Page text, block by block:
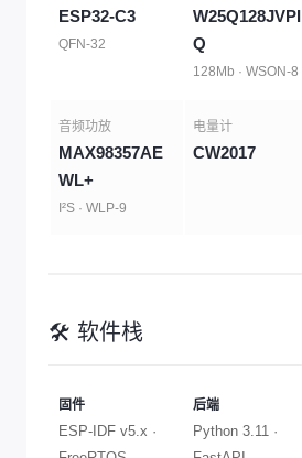
ESP32-C3
QFN-32
W25Q128JVPI
Q
128Mb · WSON-8
音频功放
MAX98357AE
WL+
I²S · WLP-9
电量计
CW2017
🛠️ 软件栈
固件
ESP-IDF v5.x ·
后端
Python 3.11 ·